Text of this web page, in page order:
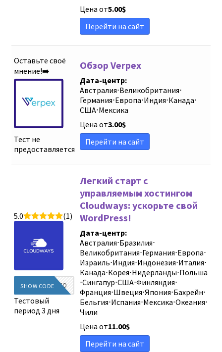
Цена от5.00$
Перейти на сайт
Оставьте своё
мнение!➡️
Тест не
предоставляется
Обзор Verpex
Дата-центр:
Австралия⋅Великобритания⋅
Германия⋅Европа⋅Индия⋅Канада⋅
США⋅Мексика
Цена от3.00$
Перейти на сайт
5.0 (1)
DIEGINFO
SHOW CODE
Тестовый
период 3 дня
Легкий старт с
управляемым хостингом
Cloudways: ускорьте свой
WordPress!
Дата-центр:
Австралия⋅Бразилия⋅
Великобритания⋅Германия⋅Европа⋅
Израиль⋅Индия⋅Индонезия⋅Италия⋅
Канада⋅Корея⋅Нидерланды⋅Польша
⋅Сингапур⋅США⋅Финляндия⋅
Франция⋅Швеция⋅Япония⋅Бахрейн⋅
Бельгия⋅Испания⋅Мексика⋅Океания⋅
Чили
Цена от11.00$
Перейти на сайт